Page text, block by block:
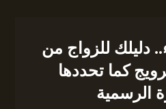
دليلك للزواج من
كما تحددها
الرسمية